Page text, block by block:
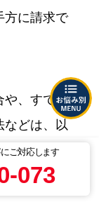
ご対応します
073
方に請求で
や、すでに
などは、以